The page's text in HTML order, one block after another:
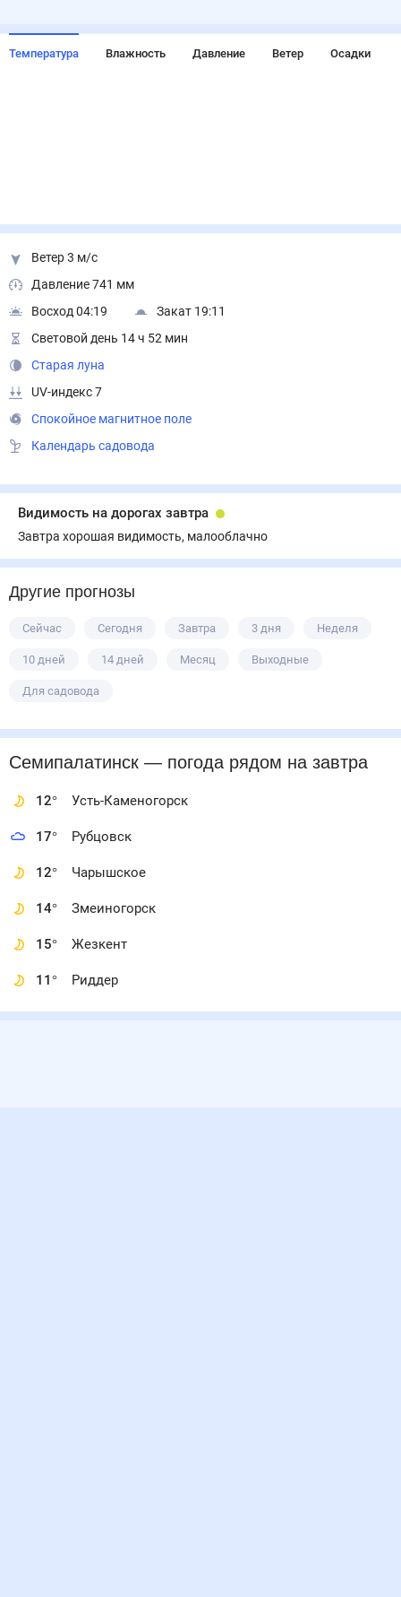
Температура Влажность Давление Ветер Осадки
Ветер 3 м/с
Давление 741 мм
Восход 04:19
Закат 19:11
Световой день 14 ч 52 мин
Старая луна
UV-индекс 7
Спокойное магнитное поле
Календарь садовода
Видимость на дорогах завтра
Завтра хорошая видимость, малооблачно
Другие прогнозы
Сейчас Сегодня Завтра 3 дня Неделя
10 дней 14 дней Месяц Выходные
Для садовода
Семипалатинск — погода рядомна завтра
12° Усть-Каменогорск
17° Рубцовск
12° Чарышское
14° Змеиногорск
15° Жезкент
11° Риддер